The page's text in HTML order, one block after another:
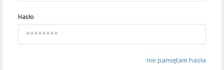
Hasło
nie pamiętam hasła